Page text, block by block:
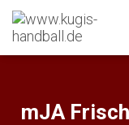
mJA